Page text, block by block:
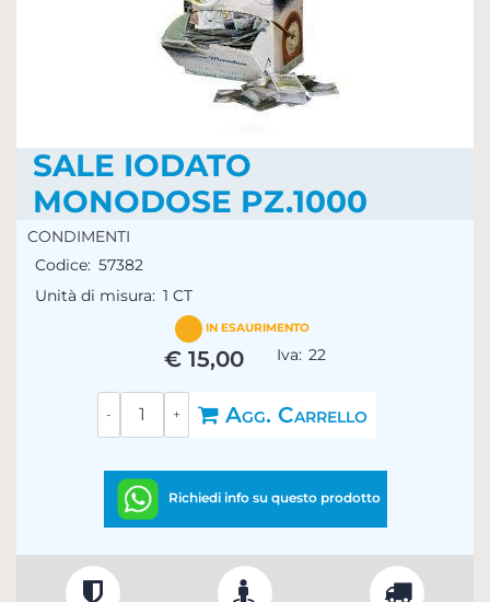
SALE IODATO
MONODOSE PZ.1000
CONDIMENTI
Codice: 57382
Unità di misura: 1 CT
IN ESAURIMENTO
€ 15,00 Iva: 22
Quantità
Agg. Carrello
Richiedi info su questo prodotto